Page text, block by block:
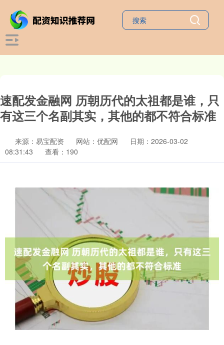
速配发金融网 历朝历代的太祖都是谁，只
有这三个名副其实，其他的都不符合标准
来源：易宝配资 网站：优配网
日期：2026-03-02
08:31:43
查看：190